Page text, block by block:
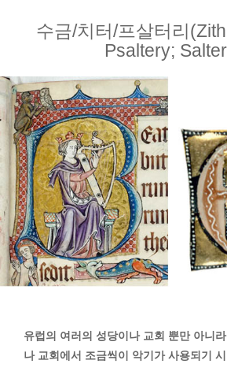
수금/치터/프살터리
Psaltery;
유럽의 여러의 성당이나 교회 뿐만 아니
나 교회에서 조금씩이 악기가 사용되기